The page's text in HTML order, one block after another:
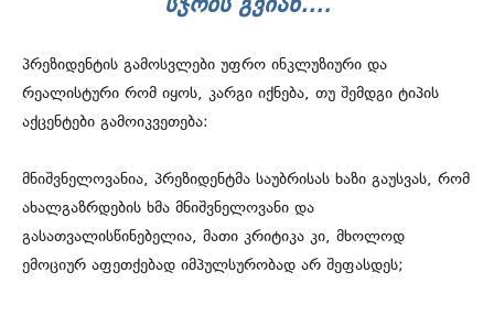
პრეზიდენტის გამოსვლები უფრო ინკლუზიური და
რეალისტური რომ იყოს, კარგი იქნება, თუ შემდგი ტიპის
აქცენტები გამოიკვეთება:
მნიშვნელოვანია, პრეზიდენტმა საუბრისას ხაზი გაუსვას, რომ
ახალგაზრდების ხმა მნიშვნელოვანი და
გასათვალისწინებელია, მათი კრიტიკა კი, მხოლოდ
ემოციურ აფეთქებად იმპულსურობად არ შეფასდეს;